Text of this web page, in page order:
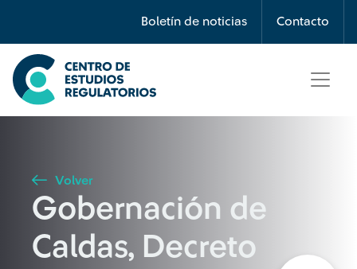
Boletín de noticias Contacto
Búsqueda
Seleccione país
Buscar
Volver
Gobernación de
Caldas, Decreto